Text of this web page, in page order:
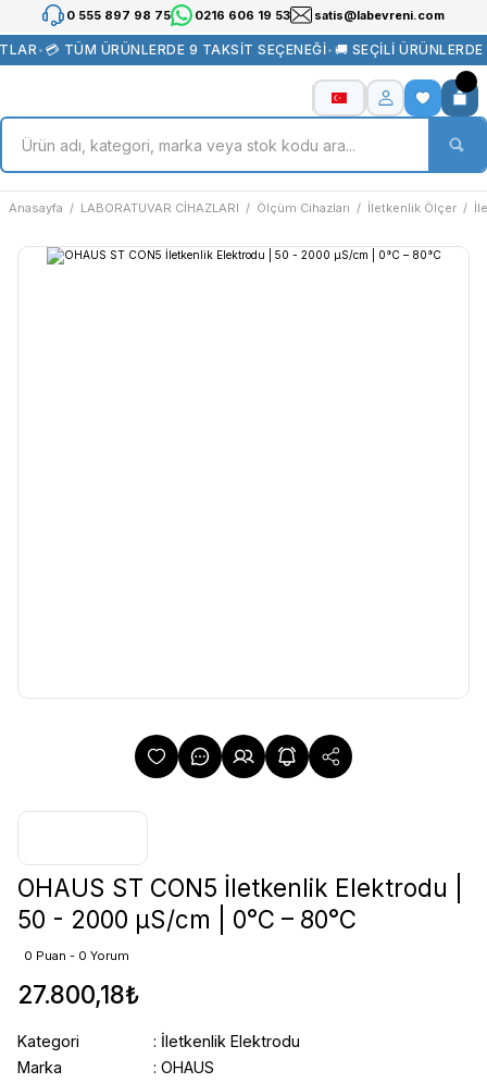
0 555 897 98 75 0216 606 19 53 satis@labevreni.com
•💳 TÜM ÜRÜNLERDE 9 TAKSİT SEÇENEĞİ•🚚 SEÇİLİ ÜRÜNLERDE
Anasayfa LABORATUVAR CİHAZLARI Ölçüm Cihazları İletkenlik Ölçer
OHAUS ST CON5 İletkenlik Elektrodu |
50 - 2000 µS/cm | 0°C – 80°C
0 Puan - 0 Yorum
27.800,18₺
Kategori
İletkenlik Elektrodu
Marka
OHAUS